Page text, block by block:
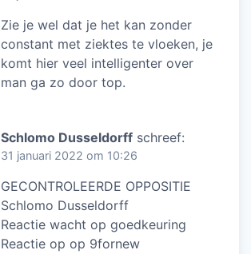
Zie je wel dat je het kan zonder
constant met ziektes te vloeken, je
komt hier veel intelligenter over
man ga zo door top.
Schlomo Dusseldorff schreef:
31 januari 2022 om 10:26
GECONTROLEERDE OPPOSITIE
Schlomo Dusseldorff
Reactie wacht op goedkeuring
Reactie op op 9fornew